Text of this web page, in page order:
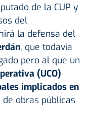
de la CUP y
del
la defensa del
, que todavía
pero al que un
(UCO)
implicados en
obras públicas